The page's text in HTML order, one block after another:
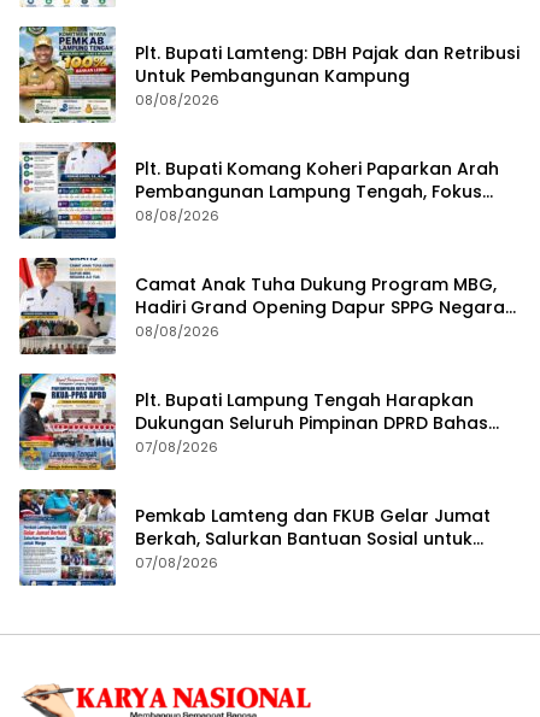
Plt. Bupati Lamteng: DBH Pajak dan Retribusi
Untuk Pembangunan Kampung
08/08/2026
Plt. Bupati Komang Koheri Paparkan Arah
Pembangunan Lampung Tengah, Fokus
pada SDM, Ekonomi, Infrastruktur dan
08/08/2026
Camat Anak Tuha Dukung Program MBG,
Hadiri Grand Opening Dapur SPPG Negara
Aji Tua Lampung Tengah
08/08/2026
Plt. Bupati Lampung Tengah Harapkan
Dukungan Seluruh Pimpinan DPRD Bahas
RKUA-PPAS APBD Tahun 2027
07/08/2026
Pemkab Lamteng dan FKUB Gelar Jumat
Berkah, Salurkan Bantuan Sosial untuk
Warga
07/08/2026